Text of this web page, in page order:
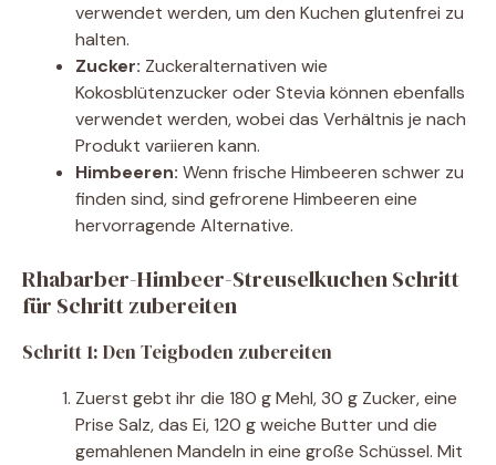
verwendet werden, um den Kuchen glutenfrei zu
halten.
Zucker: Zuckeralternativen wie
Kokosblütenzucker oder Stevia können ebenfalls
verwendet werden, wobei das Verhältnis je nach
Produkt variieren kann.
Himbeeren: Wenn frische Himbeeren schwer zu
finden sind, sind gefrorene Himbeeren eine
hervorragende Alternative.
Rhabarber-Himbeer-Streuselkuchen Schritt
für Schritt zubereiten
Schritt 1: Den Teigboden zubereiten
Zuerst gebt ihr die 180 g Mehl, 30 g Zucker, eine
Prise Salz, das Ei, 120 g weiche Butter und die
gemahlenen Mandeln in eine große Schüssel. Mit